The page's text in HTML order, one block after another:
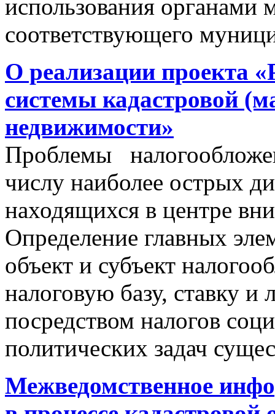
использования органами
соответствующего
О реализации проекта
системы кадастровой
недвижимости»
Проблемы
числу наиболее острых
находящихся в центре
Определение главных
объект и субъект
налоговую базу, ставку и
посредством налогов
политических задач
Межведомственное